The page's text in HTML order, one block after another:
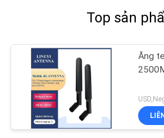
Top sản
Ăng